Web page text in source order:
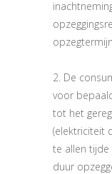
2. De
voor
tot het
(elektriciteit
te allen
duur